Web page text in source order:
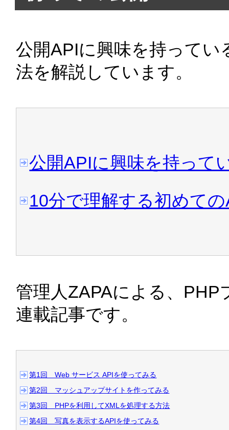
2008/07/17 Yahoo!デベロ
でルビ振りWebサービス
2008/06/27 Coocleをリリ
グラミング 」が発売開始
ログラミング」発売！
2008/06/20 表示ページを
スしました
「ZAPA GS」
2008/06/10 日本のデベロ
2008/06/10 ツンデレ知恵袋
2008/06/09 Yahoo!知恵袋
公開APIに興味を持ってい
法を解説しています。
公開APIに興味を持って
10分で理解する初めて
管理人ZAPAによる、PHP
連載記事です。
第1回　Web サービス APIを使ってみる
第2回　マッシュアップサイトを作ってみる
第3回　PHPを利用してXMLを処理する方法
第4回　写真を表示するAPIを使ってみる